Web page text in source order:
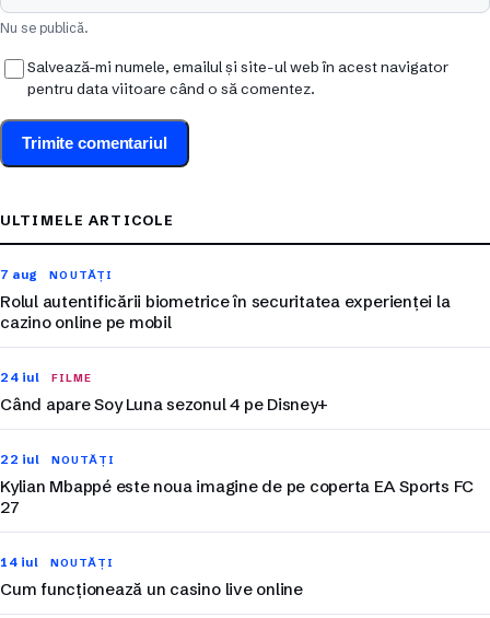
Nu se publică.
Salvează-mi numele, emailul și site-ul web în acest navigator
pentru data viitoare când o să comentez.
ULTIMELE ARTICOLE
7 aug NOUTĂȚI
Rolul autentificării biometrice în securitatea experienței la
cazino online pe mobil
24 iul FILME
Când apare Soy Luna sezonul 4 pe Disney+
22 iul NOUTĂȚI
Kylian Mbappé este noua imagine de pe coperta EA Sports FC
27
14 iul NOUTĂȚI
Cum funcționează un casino live online